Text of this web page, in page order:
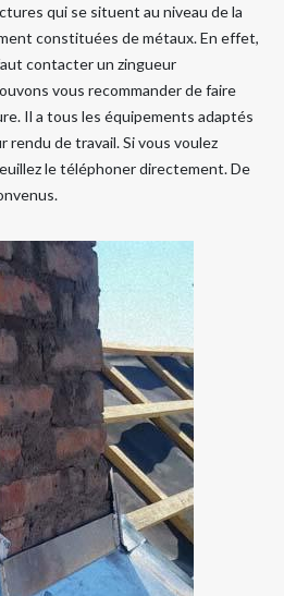
qui se situent au niveau de la
constituées de métaux. En effet,
contacter un zingueur
vous recommander de faire
Il a tous les équipements adaptés
rendu de travail. Si vous voulez
le téléphoner directement. De